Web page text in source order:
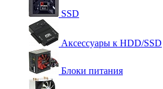
SSD
Аксессуары к HDD/SSD
Блоки питания